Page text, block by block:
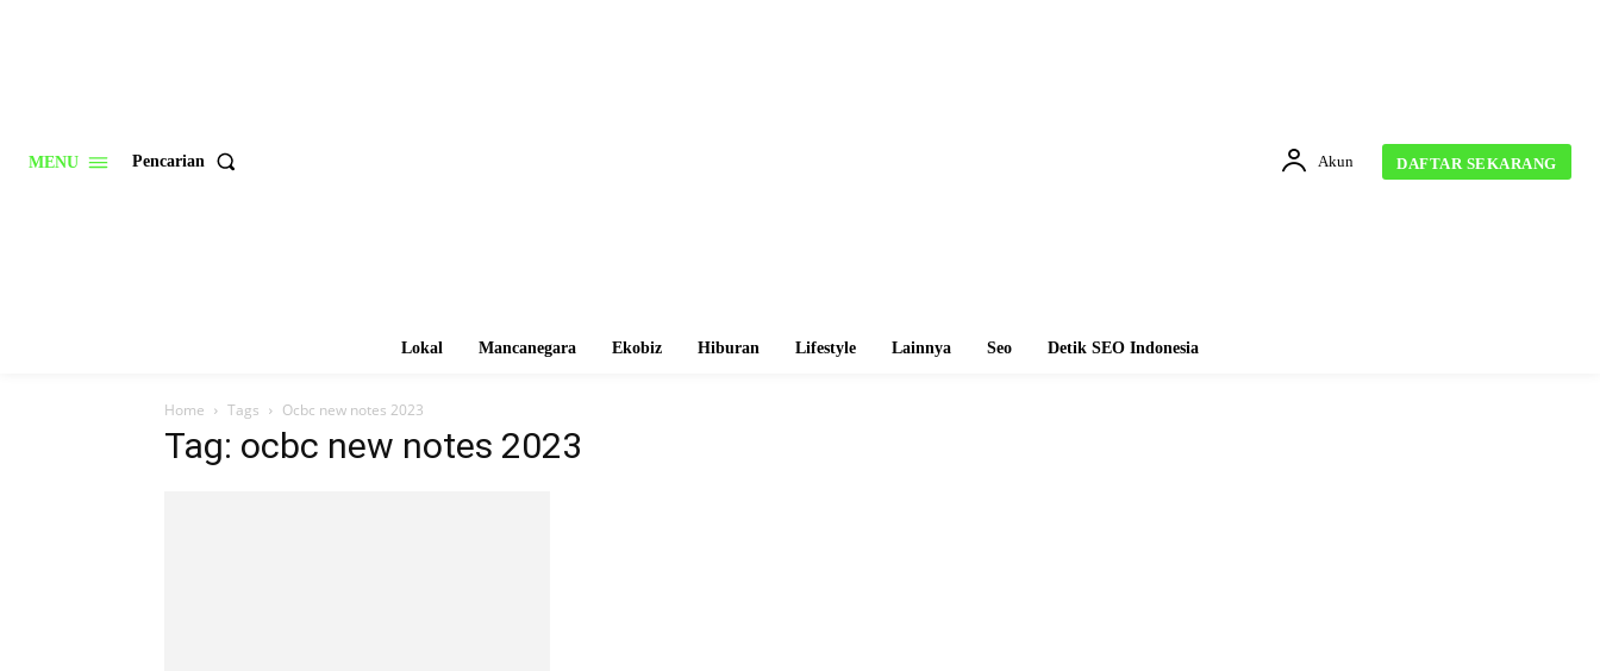
MENU Pencarian Akun DAFTAR SEKARANG
Lokal Mancanegara Ekobiz Hiburan Lifestyle Lainnya Seo Detik SEO Indonesia
Home Tags Ocbc new notes 2023
Tag: ocbc new notes 2023